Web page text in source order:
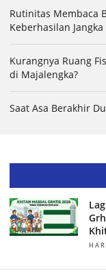
Rutinitas Membaca
Keberhasilan
Kurangnya Ruang
di Majalengka?
Saat Asa Berakhir